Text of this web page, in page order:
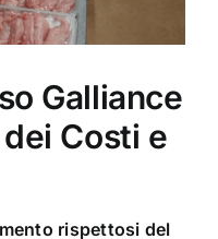
Galliance
Costi e
rispettosi del